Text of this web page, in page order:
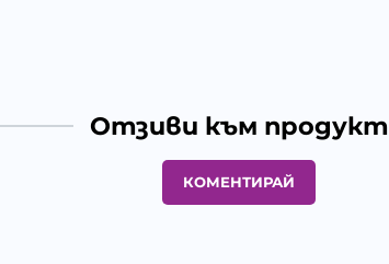
Отзиви към продукт
КОМЕНТИРАЙ